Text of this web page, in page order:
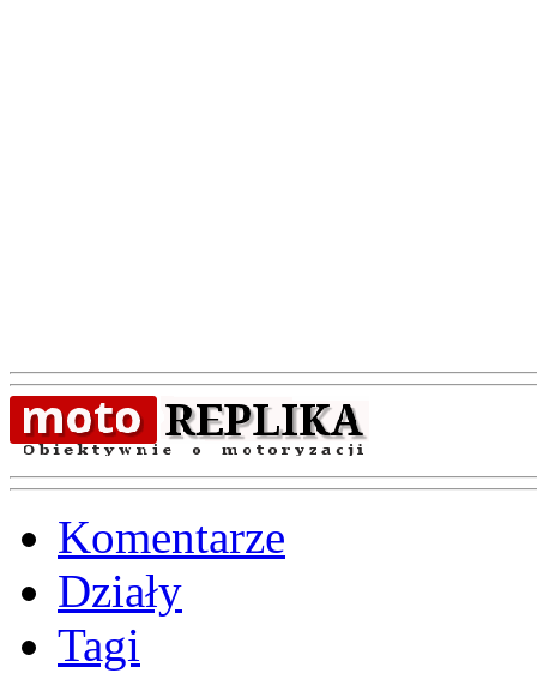
Komentarze
Działy
Tagi